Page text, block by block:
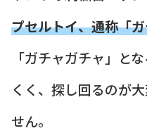
プセルトイ、通称「
「ガチャガチャ」と
くく、探し回るのが
せん。